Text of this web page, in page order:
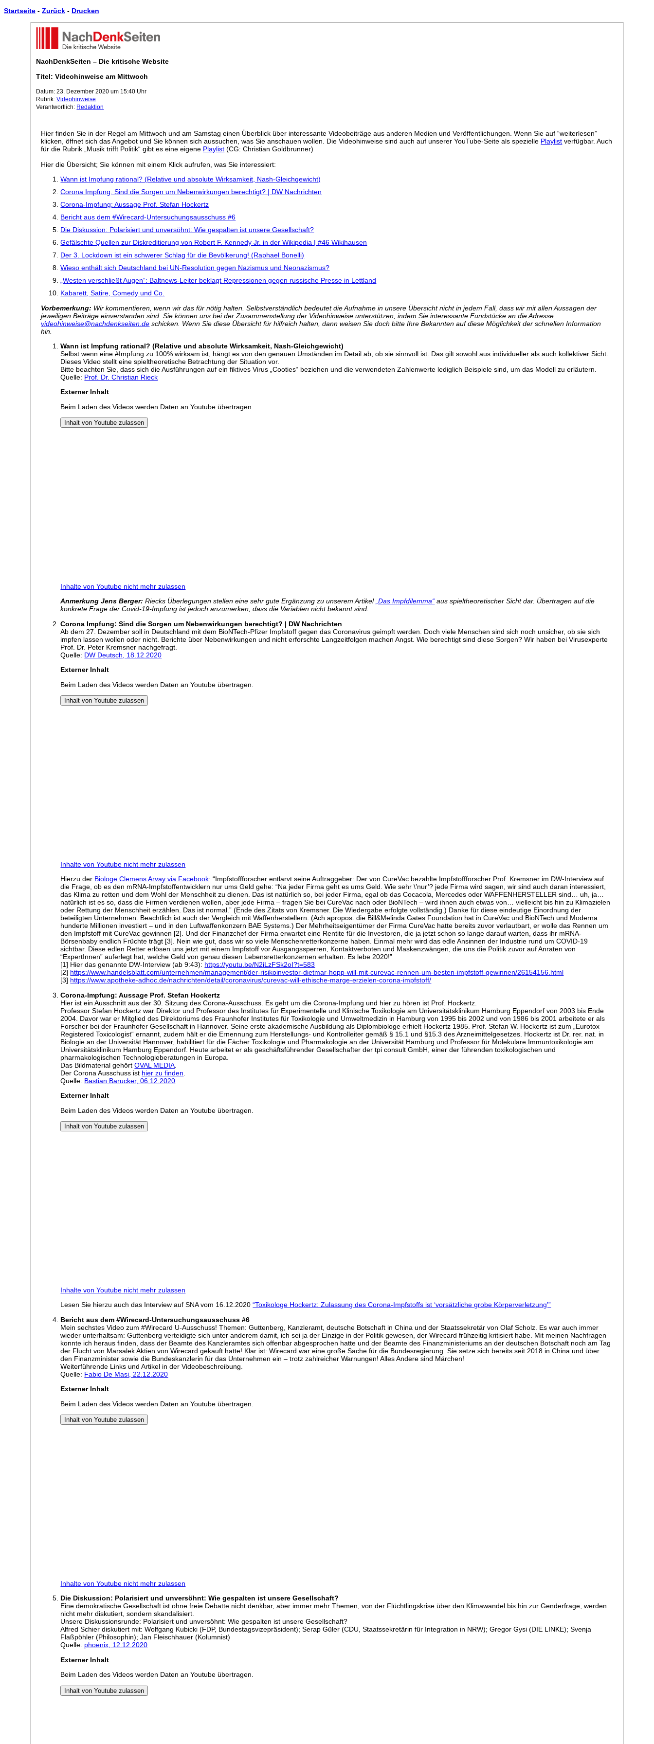
Startseite - Zurück - Drucken
NachDenkSeiten – Die kritische Website
Titel: Videohinweise am Mittwoch
Datum: 23. Dezember 2020 um 15:40 Uhr
Rubrik:Videohinweise
Verantwortlich: Redaktion
Hier finden Sie in der Regel am Mittwoch und am Samstag einen Überblick über interessante Videobeiträge aus anderen Medien und Veröffentlichungen. Wenn Sie auf “weiterlesen”
klicken, öffnet sich das Angebot und Sie können sich aussuchen, was Sie anschauen wollen. Die Videohinweise sind auch auf unserer YouTube-Seite als spezielle Playlist verfügbar. Auch
für die Rubrik „Musik trifft Politik“ gibt es eine eigene Playlist (CG: Christian Goldbrunner)
Hier die Übersicht; Sie können mit einem Klick aufrufen, was Sie interessiert:
Wann ist Impfung rational? (Relative und absolute Wirksamkeit, Nash-Gleichgewicht)
Corona Impfung: Sind die Sorgen um Nebenwirkungen berechtigt? | DW Nachrichten
Corona-Impfung: Aussage Prof. Stefan Hockertz
Bericht aus dem #Wirecard-Untersuchungsausschuss #6
Die Diskussion: Polarisiert und unversöhnt: Wie gespalten ist unsere Gesellschaft?
Gefälschte Quellen zur Diskreditierung von Robert F. Kennedy Jr. in der Wikipedia | #46 Wikihausen
Der 3. Lockdown ist ein schwerer Schlag für die Bevölkerung! (Raphael Bonelli)
Wieso enthält sich Deutschland bei UN-Resolution gegen Nazismus und Neonazismus?
„Westen verschließt Augen“: Baltnews-Leiter beklagt Repressionen gegen russische Presse in Lettland
Kabarett, Satire, Comedy und Co.
Vorbemerkung: Wir kommentieren, wenn wir das für nötig halten. Selbstverständlich bedeutet die Aufnahme in unsere Übersicht nicht in jedem Fall, dass wir mit allen Aussagen der
jeweiligen Beiträge einverstanden sind. Sie können uns bei der Zusammenstellung der Videohinweise unterstützen, indem Sie interessante Fundstücke an die Adresse
videohinweise@nachdenkseiten.de schicken. Wenn Sie diese Übersicht für hilfreich halten, dann weisen Sie doch bitte Ihre Bekannten auf diese Möglichkeit der schnellen Information
hin.
Wann ist Impfung rational? (Relative und absolute Wirksamkeit, Nash-Gleichgewicht)
Selbst wenn eine #Impfung zu 100% wirksam ist, hängt es von den genauen Umständen im Detail ab, ob sie sinnvoll ist. Das gilt sowohl aus individueller als auch kollektiver Sicht.
Dieses Video stellt eine spieltheoretische Betrachtung der Situation vor.
Bitte beachten Sie, dass sich die Ausführungen auf ein fiktives Virus „Cooties“ beziehen und die verwendeten Zahlenwerte lediglich Beispiele sind, um das Modell zu erläutern.
Quelle: Prof. Dr. Christian Rieck
Externer Inhalt
Beim Laden des Videos werden Daten an Youtube übertragen.
Inhalt von Youtube zulassen
Inhalte von Youtube nicht mehr zulassen
Anmerkung Jens Berger: Riecks Überlegungen stellen eine sehr gute Ergänzung zu unserem Artikel„Das Impfdilemma“ aus spieltheoretischer Sicht dar. Übertragen auf die
konkrete Frage der Covid-19-Impfung ist jedoch anzumerken, dass die Variablen nicht bekannt sind.
Corona Impfung: Sind die Sorgen um Nebenwirkungen berechtigt? | DW Nachrichten
Ab dem 27. Dezember soll in Deutschland mit dem BioNTech-Pfizer Impfstoff gegen das Coronavirus geimpft werden. Doch viele Menschen sind sich noch unsicher, ob sie sich
impfen lassen wollen oder nicht. Berichte über Nebenwirkungen und nicht erforschte Langzeitfolgen machen Angst. Wie berechtigt sind diese Sorgen? Wir haben bei Virusexperte
Prof. Dr. Peter Kremsner nachgefragt.
Quelle: DW Deutsch, 18.12.2020
Externer Inhalt
Beim Laden des Videos werden Daten an Youtube übertragen.
Inhalt von Youtube zulassen
Inhalte von Youtube nicht mehr zulassen
Hierzu der Biologe Clemens Arvay via Facebook: “Impfstoffforscher entlarvt seine Auftraggeber: Der von CureVac bezahlte Impfstoffforscher Prof. Kremsner im DW-Interview auf
die Frage, ob es den mRNA-Impfstoffentwicklern nur ums Geld gehe: “Na jeder Firma geht es ums Geld. Wie sehr \’nur’? jede Firma wird sagen, wir sind auch daran interessiert,
das Klima zu retten und dem Wohl der Menschheit zu dienen. Das ist natürlich so, bei jeder Firma, egal ob das Cocacola, Mercedes oder WAFFENHERSTELLER sind… uh, ja…
natürlich ist es so, dass die Firmen verdienen wollen, aber jede Firma – fragen Sie bei CureVac nach oder BioNTech – wird ihnen auch etwas von… vielleicht bis hin zu Klimazielen
oder Rettung der Menschheit erzählen. Das ist normal.” (Ende des Zitats von Kremsner. Die Wiedergabe erfolgte vollständig.) Danke für diese eindeutige Einordnung der
beteiligten Unternehmen. Beachtlich ist auch der Vergleich mit Waffenherstellern. (Ach apropos: die Bill&Melinda Gates Foundation hat in CureVac und BioNTech und Moderna
hunderte Millionen investiert – und in den Luftwaffenkonzern BAE Systems.) Der Mehrheitseigentümer der Firma CureVac hatte bereits zuvor verlautbart, er wolle das Rennen um
den Impfstoff mit CureVac gewinnen [2]. Und der Finanzchef der Firma erwartet eine Rentite für die Investoren, die ja jetzt schon so lange darauf warten, dass ihr mRNA-
Börsenbaby endlich Früchte trägt [3]. Nein wie gut, dass wir so viele Menschenretterkonzerne haben. Einmal mehr wird das edle Ansinnen der Industrie rund um COVID-19
sichtbar. Diese edlen Retter erlösen uns jetzt mit einem Impfstoff vor Ausgangssperren, Kontaktverboten und Maskenzwängen, die uns die Politik zuvor auf Anraten von
“ExpertInnen” auferlegt hat, welche Geld von genau diesen Lebensretterkonzernen erhalten. Es lebe 2020!”
[1] Hier das genannte DW-Interview (ab 9:43): https://youtu.be/N2iLzFSk2oI?t=583
[2] https://www.handelsblatt.com/unternehmen/management/der-risikoinvestor-dietmar-hopp-will-mit-curevac-rennen-um-besten-impfstoff-gewinnen/26154156.html
[3] https://www.apotheke-adhoc.de/nachrichten/detail/coronavirus/curevac-will-ethische-marge-erzielen-corona-impfstoff/
Corona-Impfung: Aussage Prof. Stefan Hockertz
Hier ist ein Ausschnitt aus der 30. Sitzung des Corona-Ausschuss. Es geht um die Corona-Impfung und hier zu hören ist Prof. Hockertz.
Professor Stefan Hockertz war Direktor und Professor des Institutes für Experimentelle und Klinische Toxikologie am Universitätsklinikum Hamburg Eppendorf von 2003 bis Ende
2004. Davor war er Mitglied des Direktoriums des Fraunhofer Institutes für Toxikologie und Umweltmedizin in Hamburg von 1995 bis 2002 und von 1986 bis 2001 arbeitete er als
Forscher bei der Fraunhofer Gesellschaft in Hannover. Seine erste akademische Ausbildung als Diplombiologe erhielt Hockertz 1985. Prof. Stefan W. Hockertz ist zum „Eurotox
Registered Toxicologist“ ernannt, zudem hält er die Ernennung zum Herstellungs- und Kontrolleiter gemäß § 15.1 und §15.3 des Arzneimittelgesetzes. Hockertz ist Dr. rer. nat. in
Biologie an der Universität Hannover, habilitiert für die Fächer Toxikologie und Pharmakologie an der Universität Hamburg und Professor für Molekulare Immuntoxikologie am
Universitätsklinikum Hamburg Eppendorf. Heute arbeitet er als geschäftsführender Gesellschafter der tpi consult GmbH, einer der führenden toxikologischen und
pharmakologischen Technologieberatungen in Europa.
Das Bildmaterial gehörtOVAL MEDIA
Der Corona Ausschuss ist hier zu finden
Quelle: Bastian Barucker, 06.12.2020
Externer Inhalt
Beim Laden des Videos werden Daten an Youtube übertragen.
Inhalt von Youtube zulassen
Inhalte von Youtube nicht mehr zulassen
Lesen Sie hierzu auch das Interview auf SNA vom 16.12.2020“Toxikologe Hockertz: Zulassung des Corona-Impfstoffs ist ‘vorsätzliche grobe Körperverletzung'”
Bericht aus dem #Wirecard-Untersuchungsausschuss #6
Mein sechstes Video zum #Wirecard U-Ausschuss! Themen: Guttenberg, Kanzleramt, deutsche Botschaft in China und der Staatssekretär von Olaf Scholz. Es war auch immer
wieder unterhaltsam: Guttenberg verteidigte sich unter anderem damit, ich sei ja der Einzige in der Politik gewesen, der Wirecard frühzeitig kritisiert habe. Mit meinen Nachfragen
konnte ich heraus finden, dass der Beamte des Kanzleramtes sich offenbar abgesprochen hatte und der Beamte des Finanzministeriums an der deutschen Botschaft noch am Tag
der Flucht von Marsalek Aktien von Wirecard gekauft hatte! Klar ist: Wirecard war eine große Sache für die Bundesregierung. Sie setze sich bereits seit 2018 in China und über
den Finanzminister sowie die Bundeskanzlerin für das Unternehmen ein – trotz zahlreicher Warnungen! Alles Andere sind Märchen!
Weiterführende Links und Artikel in der Videobeschreibung.
Quelle: Fabio De Masi, 22.12.2020
Externer Inhalt
Beim Laden des Videos werden Daten an Youtube übertragen.
Inhalt von Youtube zulassen
Inhalte von Youtube nicht mehr zulassen
Die Diskussion: Polarisiert und unversöhnt: Wie gespalten ist unsere Gesellschaft?
Eine demokratische Gesellschaft ist ohne freie Debatte nicht denkbar, aber immer mehr Themen, von der Flüchtlingskrise über den Klimawandel bis hin zur Genderfrage, werden
nicht mehr diskutiert, sondern skandalisiert.
Unsere Diskussionsrunde: Polarisiert und unversöhnt: Wie gespalten ist unsere Gesellschaft?
Alfred Schier diskutiert mit: Wolfgang Kubicki (FDP, Bundestagsvizepräsident); Serap Güler (CDU, Staatssekretärin für Integration in NRW); Gregor Gysi (DIE LINKE); Svenja
Flaßpöhler (Philosophin); Jan Fleischhauer (Kolumnist)
Quelle: phoenix, 12.12.2020
Externer Inhalt
Beim Laden des Videos werden Daten an Youtube übertragen.
Inhalt von Youtube zulassen